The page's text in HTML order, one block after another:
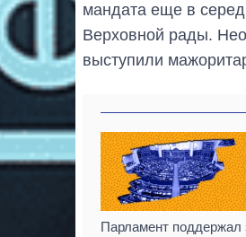
мандата еще в
Верховной рады.
выступили
Парламент поддержал